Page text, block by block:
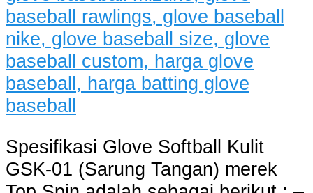
Spesifikasi Glove Softball Kulit
GSK-01 (Sarung Tangan) merek